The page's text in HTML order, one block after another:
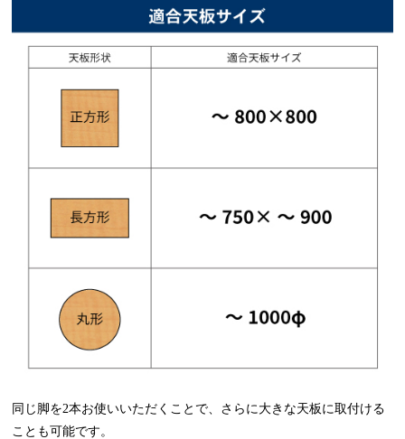
同じ脚を2本お使いいただくことで、さらに大きな天板に取付ける
ことも可能です。